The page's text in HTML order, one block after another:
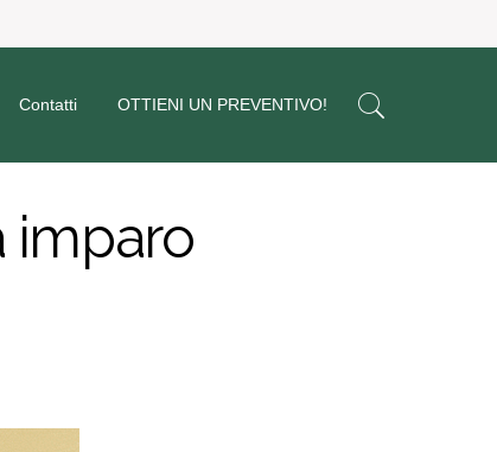
Contatti OTTIENI UN PREVENTIVO!
imparo